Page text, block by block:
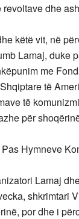
revoltave dhe
këtë vit, në
Lamaj, duke
me
të
të
për
Hymneve
Lamaj
shkrimtari
por dhe i